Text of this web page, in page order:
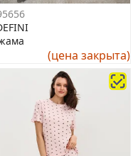
(цена закрыта)